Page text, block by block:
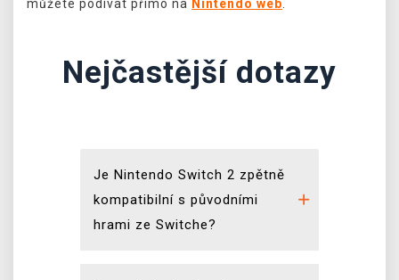
můžete podívat přímo na Nintendo web
Nejčastější dotazy
Je Nintendo Switch 2 zpětně
kompatibilní s původními
hrami ze Switche?